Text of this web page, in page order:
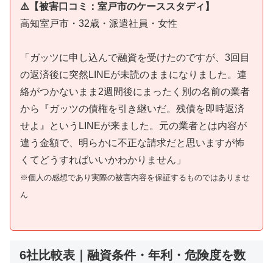
⚠️【被害口コミ：室戸市のケーススタディ】
高知室戸市・32歳・派遣社員・女性
「ガッツに申し込んで融資を受けたのですが、3回目
の返済後に突然LINEが未読のままになりました。連
絡がつかないまま2週間後にまったく別の名前の業者
から『ガッツの債権を引き継いだ。残債を即時返済
せよ』というLINEが来ました。元の業者とは内容が
違う金額で、明らかに不正な請求だと思いますが怖
くてどうすればいいかわかりません」
※個人の感想であり実際の被害内容を保証するものではありませ
ん
6社比較表｜融資条件・年利・危険度を数